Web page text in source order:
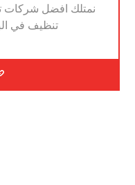
نمتلك افضل شركات
تنظيف في